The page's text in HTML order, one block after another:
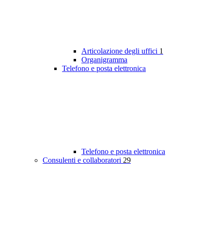
Articolazione degli uffici 1
Organigramma
Telefono e posta elettronica
Telefono e posta elettronica
Consulenti e collaboratori 29